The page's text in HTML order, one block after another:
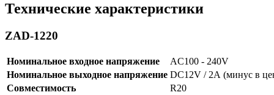
Технические характеристики
ZAD-1220
Номинальное входное напряжение
AC100 - 240V
Номинальное выходное напряжение DC12V / 2А (минус в
Совместимость
R20